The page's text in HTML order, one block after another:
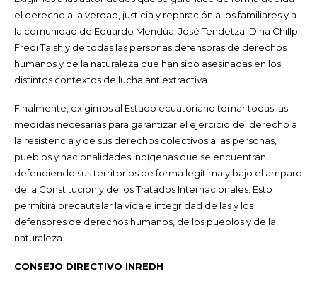
el derecho a la verdad, justicia y reparación a los familiares y a
la comunidad de Eduardo Mendúa, José Tendetza, Dina Chillpi,
Fredi Taish y de todas las personas defensoras de derechos
humanos y de la naturaleza que han sido asesinadas en los
distintos contextos de lucha antiextractiva.
Finalmente, exigimos al Estado ecuatoriano tomar todas las
medidas necesarias para garantizar el ejercicio del derecho a
la resistencia y de sus derechos colectivos a las personas,
pueblos y nacionalidades indígenas que se encuentran
defendiendo sus territorios de forma legítima y bajo el amparo
de la Constitución y de los Tratados Internacionales. Esto
permitirá precautelar la vida e integridad de las y los
defensores de derechos humanos, de los pueblos y de la
naturaleza.
CONSEJO DIRECTIVO INREDH